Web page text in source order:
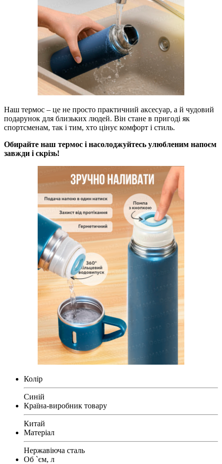
Наш термос – це не просто практичний аксесуар, а й чудовий
подарунок для близьких людей. Він стане в пригоді як
спортсменам, так і тим, хто цінує комфорт і стиль.
Обирайте наш термос і насолоджуйтесь улюбленим напоєм
завжди і скрізь!
Колір
Синій
Країна-виробник товару
Китай
Матеріал
Нержавіюча сталь
Об `єм, л